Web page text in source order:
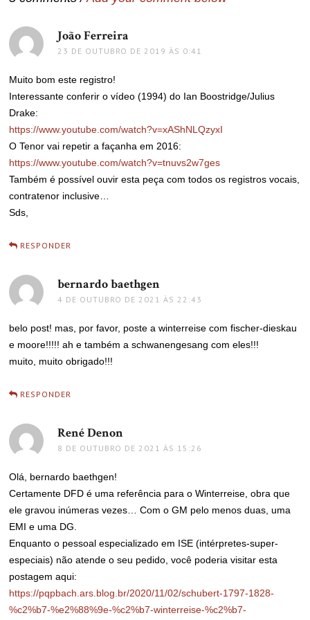
João Ferreira
23 DE OUTUBRO DE 2019 ÀS 0:41
Muito bom este registro!
Interessante conferir o vídeo (1994) do Ian Boostridge/Julius
Drake:
https://www.youtube.com/watch?v=xAShNLQzyxI
O Tenor vai repetir a façanha em 2016:
https://www.youtube.com/watch?v=tnuvs2w7ges
Também é possível ouvir esta peça com todos os registros vocais,
contratenor inclusive…
Sds,
RESPONDER
bernardo baethgen
4 DE OUTUBRO DE 2021 ÀS 22:43
belo post! mas, por favor, poste a winterreise com fischer-dieskau
e moore!!!!! ah e também a schwanengesang com eles!!!
muito, muito obrigado!!!
RESPONDER
René Denon
8 DE OUTUBRO DE 2021 ÀS 15:26
Olá, bernardo baethgen!
Certamente DFD é uma referência para o Winterreise, obra que
ele gravou inúmeras vezes… Com o GM pelo menos duas, uma
EMI e uma DG.
Enquanto o pessoal especializado em ISE (intérpretes-super-
especiais) não atende o seu pedido, você poderia visitar esta
postagem aqui:
https://pqpbach.ars.blog.br/2020/11/02/schubert-1797-1828-
%c2%b7-%e2%88%9e-%c2%b7-winterreise-%c2%b7-